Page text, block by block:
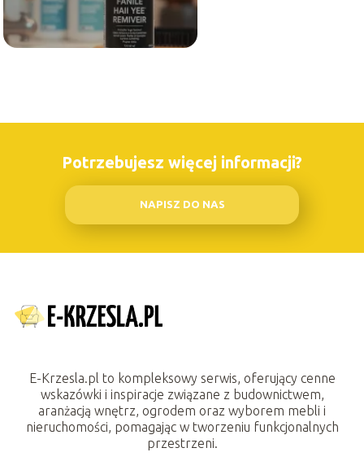
Potrzebujesz więcej informacji?
NAPISZ DO NAS
E-Krzesla.pl to kompleksowy serwis, oferujący cenne
wskazówki i inspiracje związane z budownictwem,
aranżacją wnętrz, ogrodem oraz wyborem mebli i
nieruchomości, pomagając w tworzeniu funkcjonalnych
przestrzeni.